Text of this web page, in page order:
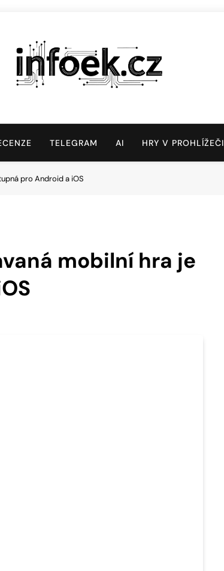
TELEGRAM AI HRY V PROHLÍŽEČI
pro Android a iOS
mobilní hra je